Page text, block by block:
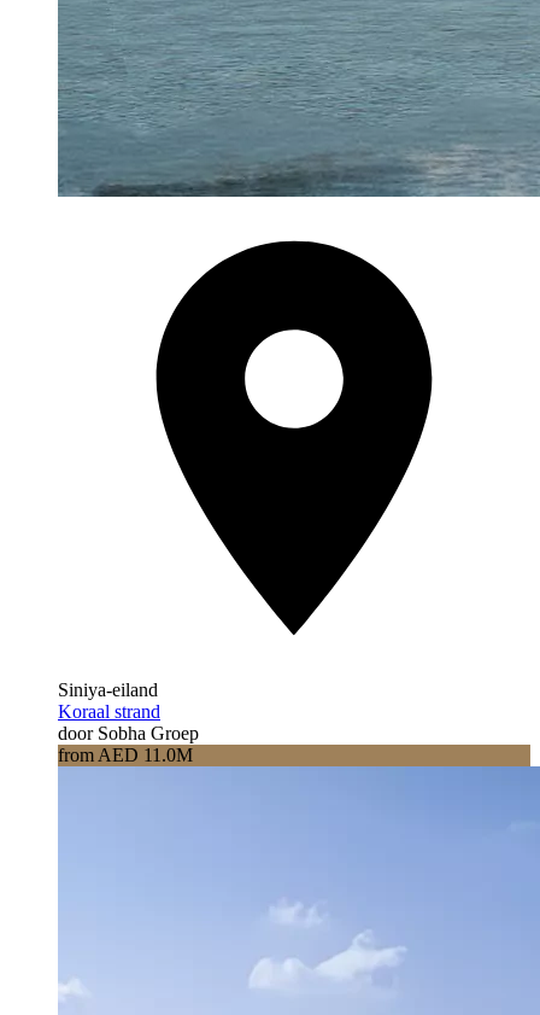
Siniya-eiland
Koraal strand
door Sobha Groep
from AED 11.0M